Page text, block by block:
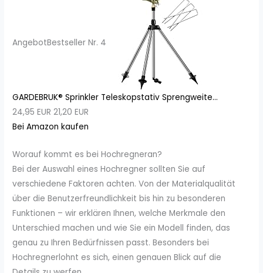
AngebotBestseller Nr. 4
GARDEBRUK® Sprinkler Teleskopstativ Sprengweite...
24,95 EUR 21,20 EUR
Bei Amazon kaufen
Worauf kommt es bei Hochregneran?
Bei der Auswahl eines Hochregner sollten Sie auf
verschiedene Faktoren achten. Von der Materialqualität
über die Benutzerfreundlichkeit bis hin zu besonderen
Funktionen – wir erklären Ihnen, welche Merkmale den
Unterschied machen und wie Sie ein Modell finden, das
genau zu Ihren Bedürfnissen passt. Besonders bei
Hochregnerlohnt es sich, einen genauen Blick auf die